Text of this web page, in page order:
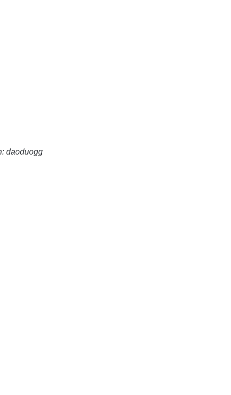
daoduogg